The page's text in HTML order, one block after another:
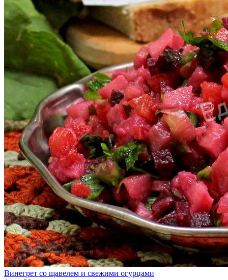
Винегрет со щавелем и свежими огурцами